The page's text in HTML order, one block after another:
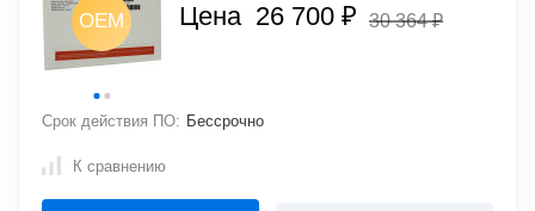
OEM OEM
Цена 26 700 ₽ 30 364 ₽
Срок действия ПО: Бессрочно
К сравнению